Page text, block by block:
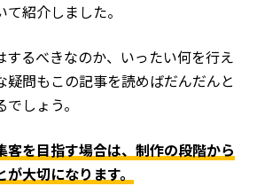
紹介しました。
するべきなのか、いったい何を行え
疑問もこの記事を読めばだんだんと
しょう。
客を目指す場合は、制作の段階から
大切になります。